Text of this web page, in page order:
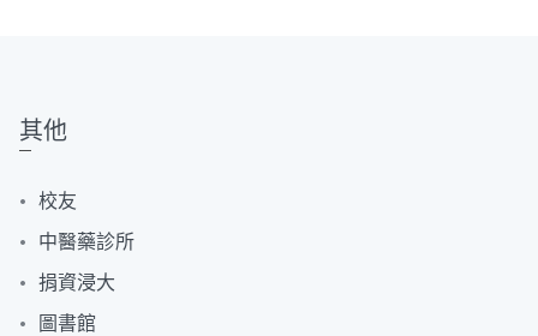
其他
校友
中醫藥診所
捐資浸大
圖書館